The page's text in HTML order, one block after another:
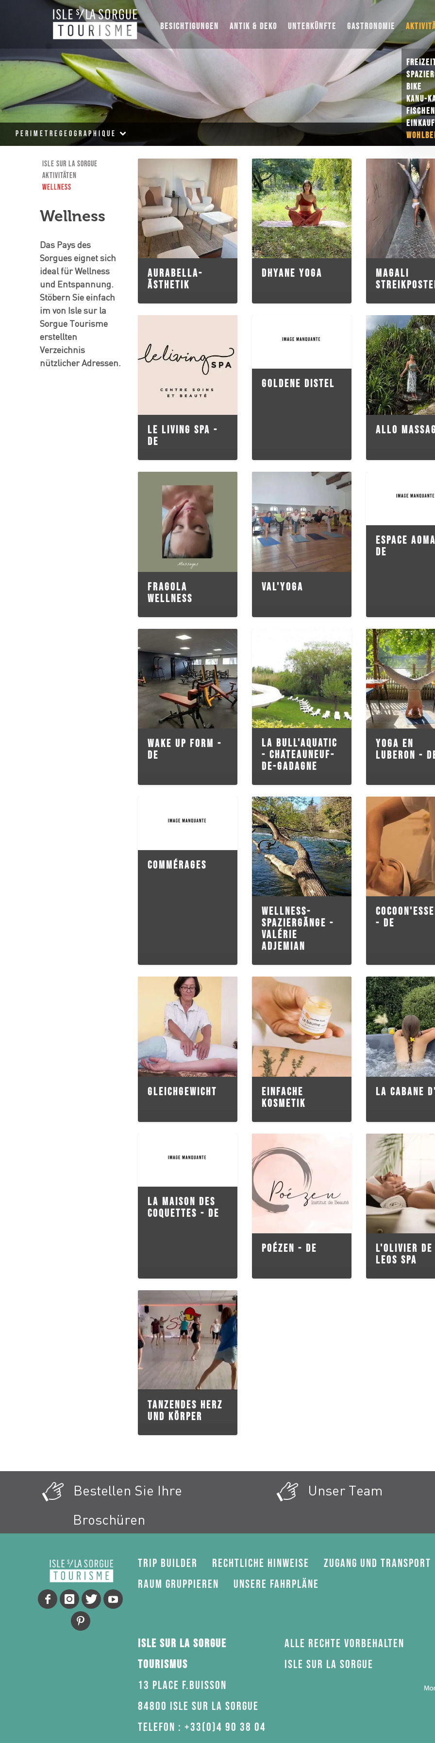
BESICHTIGUNGEN ANTIK & DEKO UNTERKÜNFTE GASTRONOMIE
BIKE
KANU-
perimetreGeographique
Isle sur la Sorgue
Aktivitäten
Wellness
Wellness
Das Pays des
Sorgues eignet sich
ideal für Wellness
und Entspannung.
Stöbern Sie einfach
im von Isle sur la
Sorgue Tourisme
erstellten
Verzeichnis
nützlicher Adressen.
AURABELLA-
ÄSTHETIK
DHYANE YOGA
MAGALI
LE LIVING SPA -
DE
GOLDENE DISTEL
ALLO
FRAGOLA
WELLNESS
VAL'YOGA
ESPACE
DE
WAKE UP FORM -
DE
LA BULL'AQUATIC
- CHATEAUNEUF-
DE-GADAGNE
YOGA EN
LUBERON -
COMMÉRAGES
WELLNESS-
SPAZIERGÄNGE -
VALÉRIE
ADJEMIAN
- DE
GLEICHGEWICHT
EINFACHE
KOSMETIK
LA CABANE
LA MAISON DES
COQUETTES - DE
POÉZEN - DE
L'OLIVIER DE
LEOS SPA
TANZENDES HERZ
UND KÖRPER
Bestellen Sie Ihre
Broschüren
Unser Team
Trip Builder Rechtliche Hinweise
Zugang und Transport
Raum gruppieren
Unsere Fahrpläne
Isle sur la Sorgue
Tourismus
13 Place F.Buisson
84800 Isle sur la Sorgue
Telefon : +33(0)4 90 38 04
Alle Rechte vorbehalten
Isle sur la Sorgue